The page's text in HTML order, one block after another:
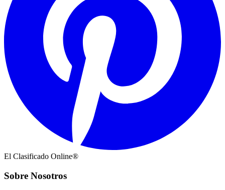
El Clasificado Online®
Sobre Nosotros